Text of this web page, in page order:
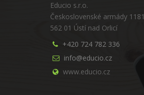
Educio s.r.o.
Československé armády 1181
562 01 Ústí nad Orlicí
+420 724 782 336
info@educio.cz
www.educio.cz